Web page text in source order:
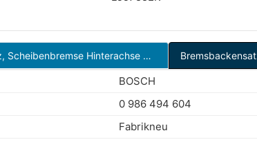
Bremsbelagsatz, Scheibenbremse Hinterachse BOSCH 0 986 494 604
BOSCH
0 986 494 604
Fabrikneu